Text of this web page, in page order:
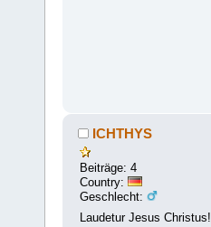
ICHTHYS
Beiträge: 4
Country:
Geschlecht:
Laudetur Jesus Christus!